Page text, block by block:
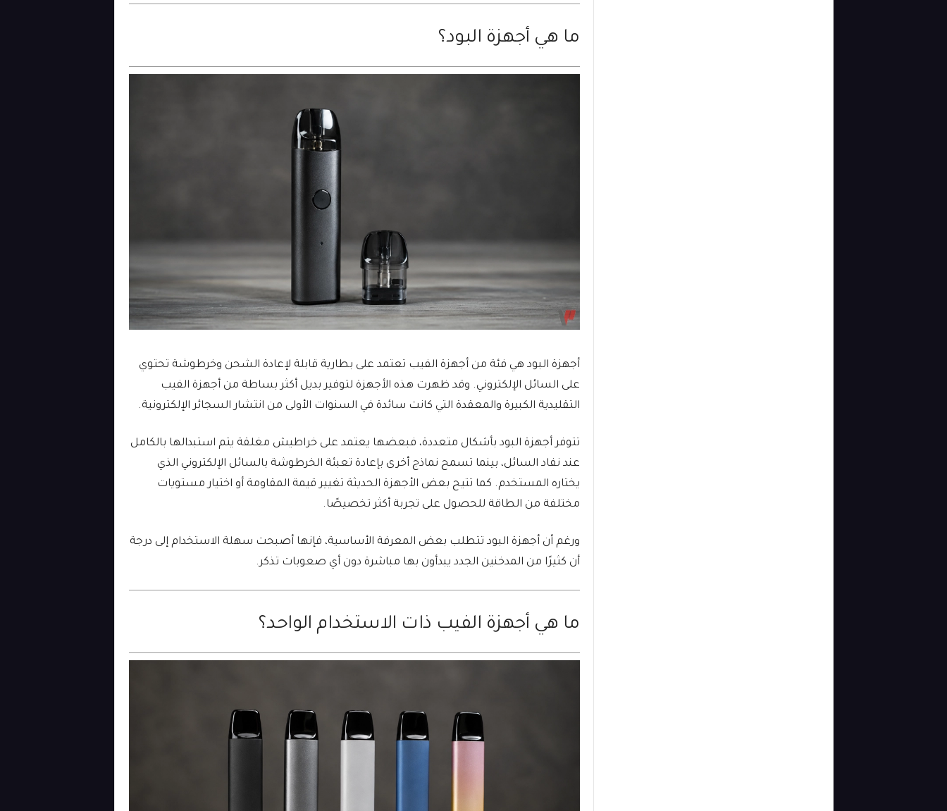
ما هي أجهزة البود؟
أجهزة البود هي فئة من أجهزة الفيب تعتمد على بطارية قابلة لإعادة الشحن وخرطوشة تحتوي
على السائل الإلكتروني. وقد ظهرت هذه الأجهزة لتوفير بديل أكثر بساطة من أجهزة الفيب
التقليدية الكبيرة والمعقدة التي كانت سائدة في السنوات الأولى من انتشار السجائر الإلكترونية.
تتوفر أجهزة البود بأشكال متعددة، فبعضها يعتمد على خراطيش مغلقة يتم استبدالها بالكامل
عند نفاد السائل، بينما تسمح نماذج أخرى بإعادة تعبئة الخرطوشة بالسائل الإلكتروني الذي
يختاره المستخدم. كما تتيح بعض الأجهزة الحديثة تغيير قيمة المقاومة أو اختيار مستويات
مختلفة من الطاقة للحصول على تجربة أكثر تخصيصًا.
ورغم أن أجهزة البود تتطلب بعض المعرفة الأساسية، فإنها أصبحت سهلة الاستخدام إلى درجة
أن كثيرًا من المدخنين الجدد يبدأون بها مباشرة دون أي صعوبات تذكر.
ما هي أجهزة الفيب ذات الاستخدام الواحد؟